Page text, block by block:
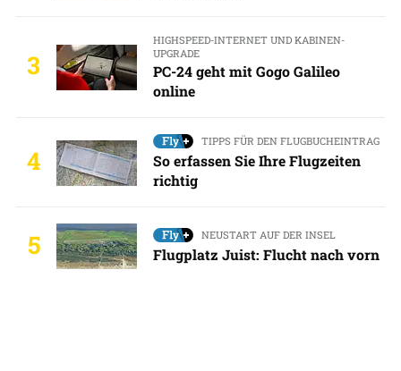
3
HIGHSPEED-INTERNET UND KABINEN-
UPGRADE
PC-24 geht mit Gogo Galileo
online
4
TIPPS FÜR DEN FLUGBUCHEINTRAG
So erfassen Sie Ihre Flugzeiten
richtig
5 NEUSTART AUF DER INSEL
Flugplatz Juist: Flucht nach vorn